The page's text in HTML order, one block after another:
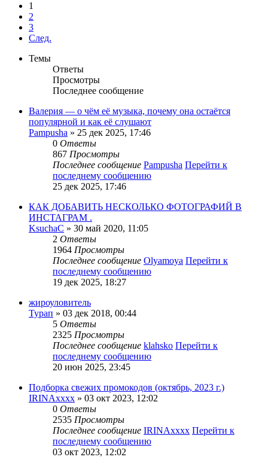
1
2
3
След.
Темы
Ответы
Просмотры
Последнее сообщение
Валерия — о чём её музыка, почему она остаётся
популярной и как её слушают
Pampusha » 25 дек 2025, 17:46
0 Ответы
867 Просмотры
Последнее сообщение Pampusha Перейти к
последнему сообщению
25 дек 2025, 17:46
КАК ДОБАВИТЬ НЕСКОЛЬКО ФОТОГРАФИЙ В
ИНСТАГРАМ .
KsuchaC » 30 май 2020, 11:05
2 Ответы
1964 Просмотры
Последнее сообщение Olyamoya Перейти к
последнему сообщению
19 дек 2025, 18:27
жироуловитель
Турап » 03 дек 2018, 00:44
5 Ответы
2325 Просмотры
Последнее сообщение klahsko Перейти к
последнему сообщению
20 июн 2025, 23:45
Подборка свежих промокодов (октябрь, 2023 г.)
IRINAxxxx » 03 окт 2023, 12:02
0 Ответы
2535 Просмотры
Последнее сообщение IRINAxxxx Перейти к
последнему сообщению
03 окт 2023, 12:02